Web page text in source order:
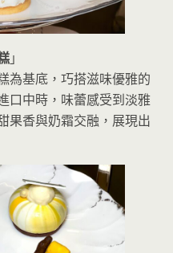
」
為基底，巧搭滋味優雅的
口中時，味蕾感受到淡雅
果香與奶霜交融，展現出